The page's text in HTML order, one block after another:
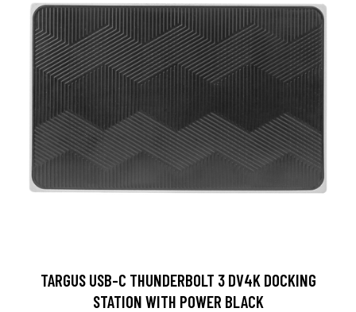
TARGUS USB-C THUNDERBOLT 3 DV4K DOCKING
STATION WITH POWER BLACK